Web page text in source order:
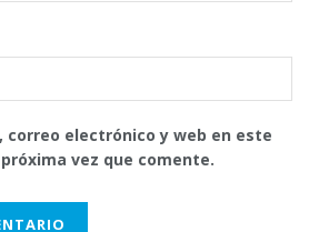
correo electrónico y web en este
vez que comente.